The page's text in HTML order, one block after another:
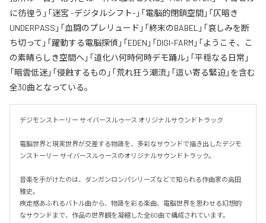
に彷徨う」「迷宮 -デジタルシフト-」「電脳的閉鎖空間」「仄暗き
UNDERPASS」「血闘のプレリュード」「終末のBABEL」「哀しみを断
ち切って」「躍動する電脳探偵」「EDEN」「DIGI-FARM」「ようこそ、こ
の素晴らしき空間へ」「道化ハ何時何時デモ踊ル」「平穏なる日常」
「暗雲低迷」「侵蝕するもの」「荒れ狂う潮流」「這い寄る緊迫」を含む
全30曲となっている。
デジモンストーリー サイバースルゥース オリジナルサウンドトラック
電脳世界と現実世界が交差する物語を、多彩なサウンドで描き出したデジモ
ンストーリー サイバースルゥースのオリジナルサウンドトラック。
音楽を手がけたのは、ダンガンロンパシリーズなどで知られる作曲家の高田
雅史。
疾走感あふれるバトル曲から、物語を彩る楽曲、電脳世界を思わせる幻想的
なサウンドまで、作品の世界観を凝縮した全60曲で構成されています。